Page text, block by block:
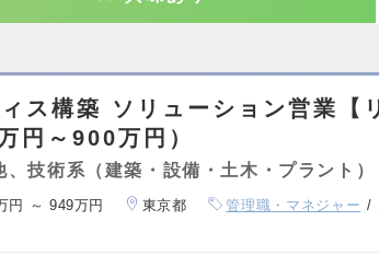
ス構築 ソリューション営業【
円～900万円）
、技術系（建築・設備・土木・プラント）
円 ～ 949万円 東京都 管理職・マネジャー